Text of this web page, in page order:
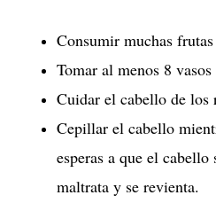
Consumir muchas
Tomar al menos 8
Cuidar el cabello de los
Cepillar el cabello
esperas a que el
maltrata y se revienta.